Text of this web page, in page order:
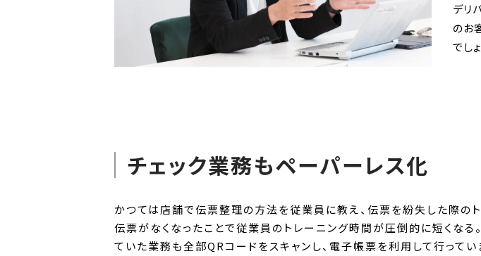
デリ
のお
でしょ
チェック業務もペーパーレス化
かつては店舗で伝票整理の方法を従業員に教え、伝票を紛失した際の
伝票がなくなったことで従業員のトレーニング時間が圧倒的に短くなる
ていた業務も全部QRコードをスキャンし、電子帳票を利用して行って